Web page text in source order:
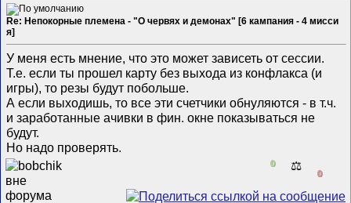
Re: Непокорные племена - "О червях и демонах" [6 кампания - 4 мисси
я]
У меня есть мнение, что это может зависеть от сессии.
Т.е. если ты прошел карту без выхода из конфлакса (и
игры), то резы будут побольше.
А если выходишь, то все эти счетчики обнуляются - в т.ч.
и заработанные ачивки в фин. окне показываться не
будут.
Но надо проверять.
0 ⚖️
0